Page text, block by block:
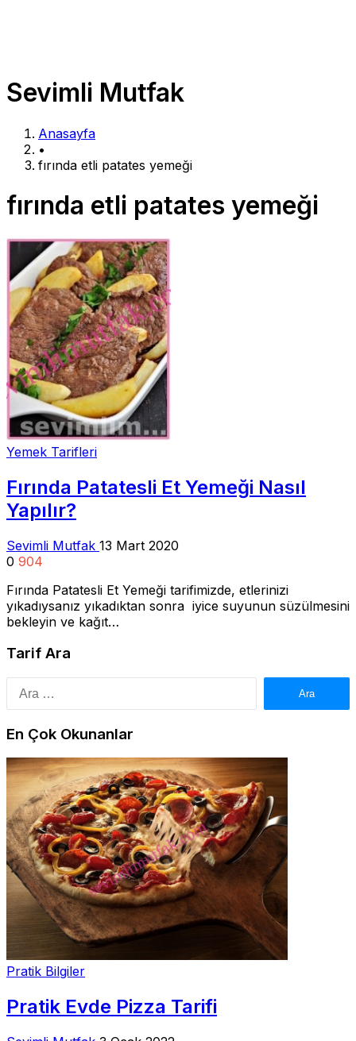
Sevimli Mutfak
Anasayfa
•
fırında etli patates yemeği
fırında etli patates yemeği
Yemek Tarifleri
Fırında Patatesli Et Yemeği Nasıl
Yapılır?
Sevimli Mutfak 13 Mart 2020
0 904
Fırında Patatesli Et Yemeği tarifimizde, etlerinizi
yıkadıysanız yıkadıktan sonra iyice suyunun süzülmesini
bekleyin ve kağıt…
Tarif Ara
En Çok Okunanlar
Pratik Bilgiler
Pratik Evde Pizza Tarifi